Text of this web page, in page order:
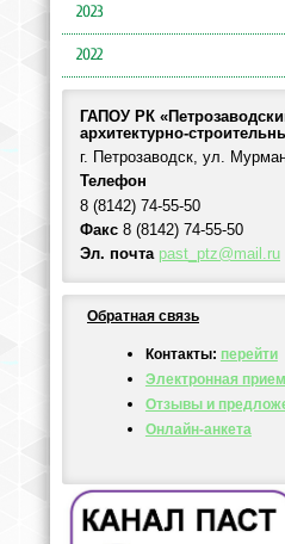
2023
2022
ГАПОУ РК
архитектурно-
г. Петрозаводск, ул.
Телефон
8 (8142) 74-55-50
Факс 8 (8142) 74-55-50
Эл. почта past_ptz@mail.ru
Обратная связь
Контакты: перейти
Электронная
Отзывы и
Онлайн-анкета